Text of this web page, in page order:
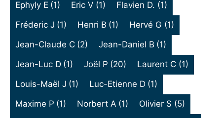
Ephyly E (1) Eric V (1) Flavien D. (1)
Fréderic J (1) Henri B (1) Hervé G (1)
Jean-Claude C (2) Jean-Daniel B (1)
Jean-Luc D (1) Joël P (20) Laurent C (1)
Louis-Maël J (1) Luc-Etienne D (1)
Maxime P (1) Norbert A (1) Olivier S (5)